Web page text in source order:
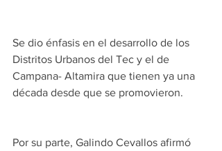
Se dio énfasis en el desarrollo de los
Distritos Urbanos del Tec y el de
Campana- Altamira que tienen ya una
década desde que se promovieron.
Por su parte, Galindo Cevallos afirmó